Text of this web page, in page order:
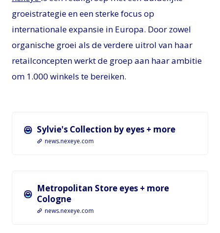
groeistrategie en een sterke focus op
internationale expansie in Europa. Door zowel
organische groei als de verdere uitrol van haar
retailconcepten werkt de groep aan haar ambitie
om 1.000 winkels te bereiken.
Sylvie's Collection by eyes + more
news.nexeye.com
Metropolitan Store eyes + more
Cologne
news.nexeye.com